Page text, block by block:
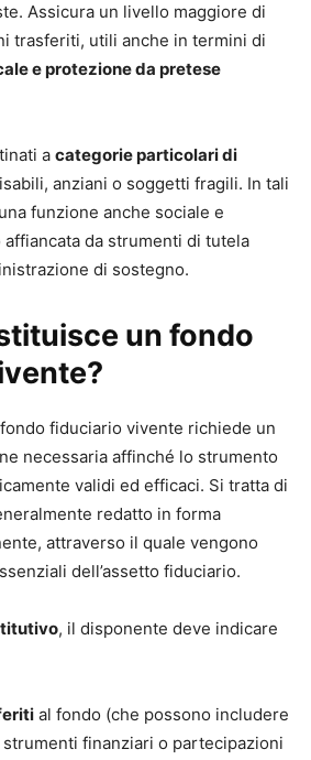
Assicura un livello maggiore di
trasferiti, utili anche in termini di
e protezione da pretese
a categorie particolari di
anziani o soggetti fragili. In tali
funzione anche sociale e
da strumenti di tutela
di sostegno.
un fondo
fiduciario vivente richiede un
necessaria affinché lo strumento
validi ed efficaci. Si tratta di
redatto in forma
attraverso il quale vengono
dell’assetto fiduciario.
, il disponente deve indicare
al fondo (che possono includere
finanziari o partecipazioni